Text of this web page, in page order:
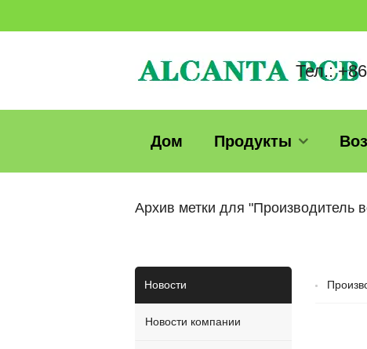
Тел.:
Дом Продукты
Архив метки для "Производитель
Новости
Новости компании